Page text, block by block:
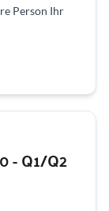
Person Ihr
- Q1/Q2